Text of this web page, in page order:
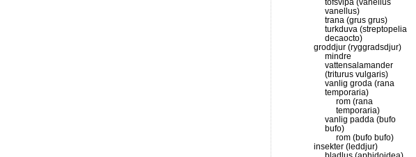
tofsvipa (vanellus
vanellus)
trana (grus grus)
turkduva (streptopelia
decaocto)
groddjur (ryggradsdjur)
mindre
vattensalamander
(triturus vulgaris)
vanlig groda (rana
temporaria)
rom (rana
temporaria)
vanlig padda (bufo
bufo)
rom (bufo bufo)
insekter (leddjur)